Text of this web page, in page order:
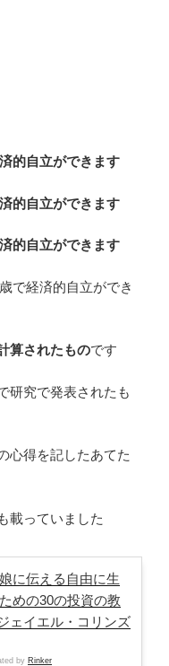
的自立ができます
的自立ができます
的自立ができます
で経済的自立ができ
算されたものです
研究で発表されたも
心得を記したあてた
載っていました
に伝える自由に生
めの30の投資の教
ェイエル・コリンズ
by Rinker